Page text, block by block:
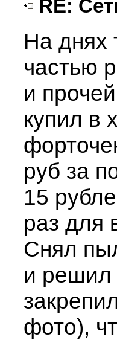
RE:
На днях
частью
и
купил в
руб за
15
раз для
Снял
и решил
фото),